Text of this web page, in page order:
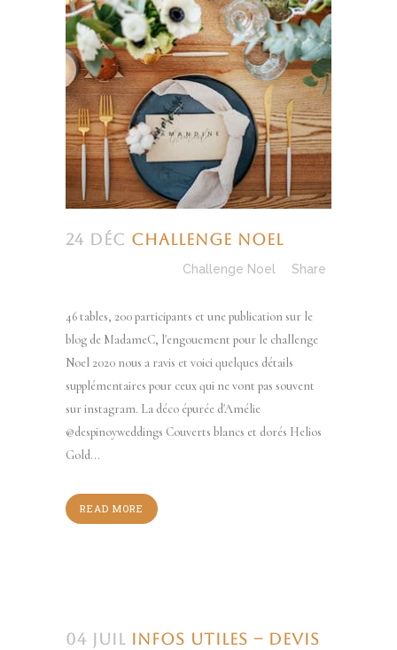
24 Déc Challenge Noel
Challenge Noel Share
46 tables, 200 participants et une publication sur le
blog de MadameC, l'engouement pour le challenge
Noel 2020 nous a ravis et voici quelques détails
supplémentaires pour ceux qui ne vont pas souvent
sur instagram. La déco épurée d'Amélie
@despinoyweddings Couverts blancs et dorés Helios
Gold...
READ MORE
04 Juil Infos utiles – DEVIS